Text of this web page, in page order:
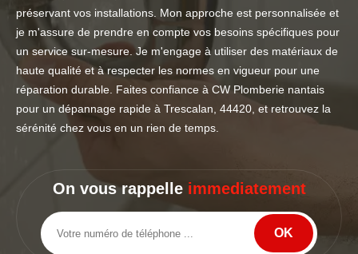
préservant vos installations. Mon approche est personnalisée et
je m'assure de prendre en compte vos besoins spécifiques pour
un service sur-mesure. Je m'engage à utiliser des matériaux de
haute qualité et à respecter les normes en vigueur pour une
réparation durable. Faites confiance à CW Plomberie nantais
pour un dépannage rapide à Trescalan, 44420, et retrouvez la
sérénité chez vous en un rien de temps.
On vous rappelle immediatement